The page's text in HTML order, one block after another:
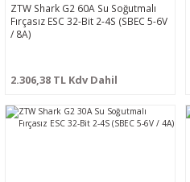
ZTW Shark G2 60A Su Soğutmalı
Fırçasız ESC 32-Bit 2-4S (SBEC 5-6V
/ 8A)
2.306,38 TL Kdv Dahil